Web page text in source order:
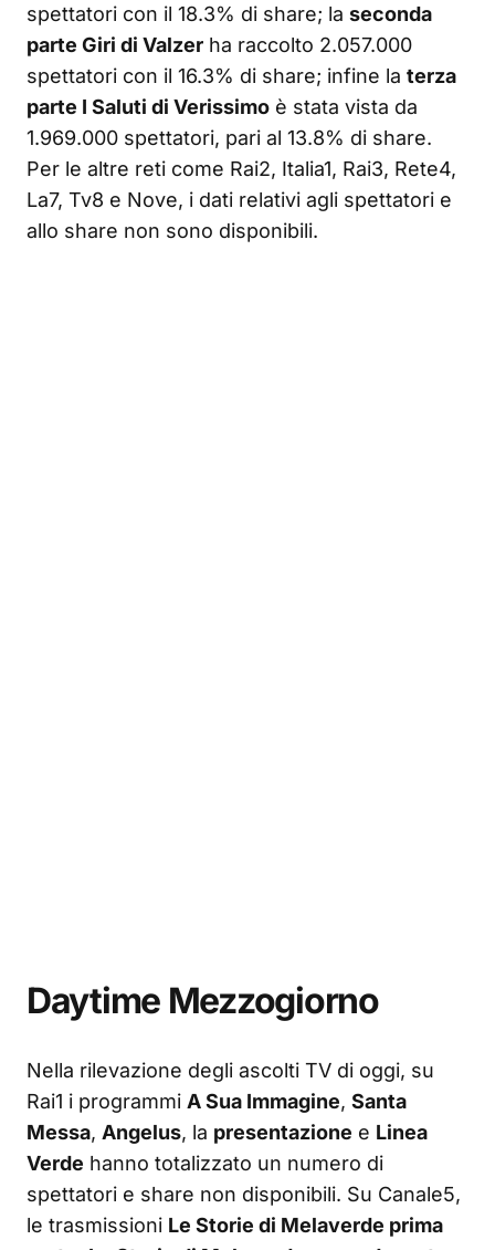
spettatori con il 18.3% di share; la seconda
parte Giri di Valzer ha raccolto 2.057.000
spettatori con il 16.3% di share; infine la terza
parte I Saluti di Verissimo è stata vista da
1.969.000 spettatori, pari al 13.8% di share.
Per le altre reti come Rai2, Italia1, Rai3, Rete4,
La7, Tv8 e Nove, i dati relativi agli spettatori e
allo share non sono disponibili.
Daytime Mezzogiorno
Nella rilevazione degli ascolti TV di oggi, su
Rai1 i programmi A Sua Immagine, Santa
Messa, Angelus, la presentazione e Linea
Verde hanno totalizzato un numero di
spettatori e share non disponibili. Su Canale5,
le trasmissioni Le Storie di Melaverde prima